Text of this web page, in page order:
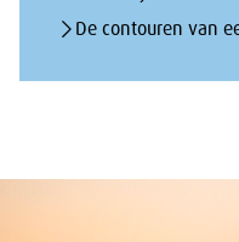
De contouren van